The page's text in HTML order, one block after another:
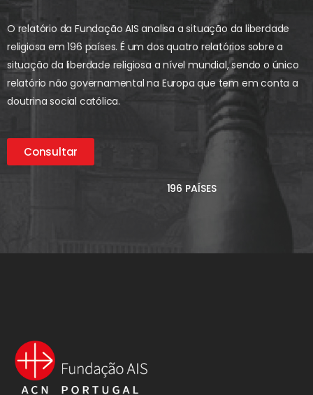
O relatório da Fundação AIS analisa a situação da liberdade
religiosa em 196 países. É um dos quatro relatórios sobre a
situação da liberdade religiosa a nível mundial, sendo o único
relatório não governamental na Europa que tem em conta a
doutrina social católica.
Consultar
196 PAÍSES